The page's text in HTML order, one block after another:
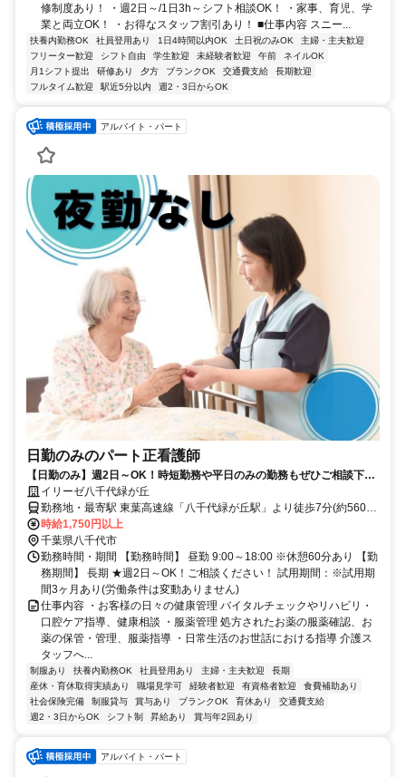
修制度あり！ ・週2日～/1日3h～シフト相談OK！ ・家事、育児、学
業と両立OK！ ・お得なスタッフ割引あり！ ■仕事内容 スニー...
扶養内勤務OK 社員登用あり 1日4時間以内OK 土日祝のみOK
主婦・主夫歓迎
フリーター歓迎
シフト自由 学生歓迎 未経験者歓迎 午前
ネイルOK
月1シフト提出
研修あり 夕方 ブランクOK 交通費支給
長期歓迎
フルタイム歓迎
駅近5分以内 週2・3日からOK
アルバイト・パート
日勤のみのパート正看護師
【日勤のみ】週2日～OK！時短勤務や平日のみの勤務もぜひご相談下さ
い！イリーゼ八千代緑が丘
勤務地・最寄駅 東葉高速線「八千代緑が丘駅」より徒歩7分(約560m)
※車通勤OK
時給1,750円以上
千葉県八千代市
勤務時間・期間 【勤務時間】 昼勤 9:00～18:00 ※休憩60分あり 【勤
務期間】 長期 ★週2日～OK！ご相談ください！ 試用期間：※試用期
間3ヶ月あり(労働条件は変動ありません)
仕事内容 ・お客様の日々の健康管理 バイタルチェックやリハビリ・
口腔ケア指導、健康相談 ・服薬管理 処方されたお薬の服薬確認、お
薬の保管・管理、服薬指導 ・日常生活のお世話における指導 介護ス
タッフへ...
制服あり 扶養内勤務OK 社員登用あり 主婦・主夫歓迎
長期
産休・育休取得実績あり
職場見学可 経験者歓迎 有資格者歓迎
食費補助あり
社会保険完備
制服貸与 賞与あり ブランクOK 育休あり
交通費支給
週2・3日からOK
シフト制 昇給あり 賞与年2回あり
アルバイト・パート